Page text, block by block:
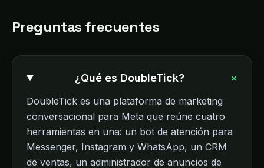
Preguntas frecuentes
¿Qué es DoubleTick? +
DoubleTick es una plataforma de marketing
conversacional para Meta que reúne cuatro
herramientas en una: un bot de atención para
Messenger, Instagram y WhatsApp, un CRM
de ventas, un administrador de anuncios de